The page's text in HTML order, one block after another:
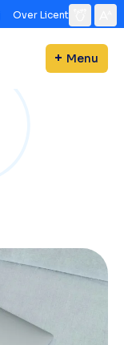
Over Licent
Menu